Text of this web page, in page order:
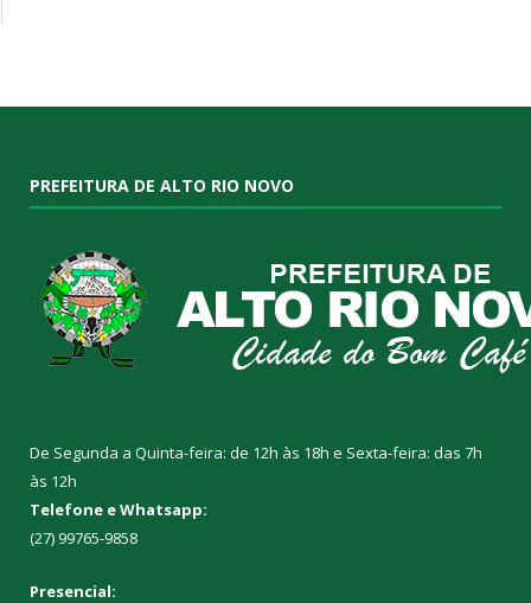
PREFEITURA DE ALTO RIO NOVO
De Segunda a Quinta-feira: de 12h às 18h e Sexta-feira: das 7h
às 12h
Telefone e Whatsapp:
(27) 99765-9858
Presencial: